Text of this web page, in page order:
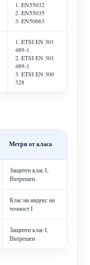
1. EN55032
2. EN55035
3. EN50663
1. ETSI EN 301
489-1
2. ETSI EN 301
489-1
3. ETSI EN 300
328
Метри от класа
Защитен клас Ⅰ,
Вътрешен
Клас на индекс на
точност Ⅰ
Защитен клас Ⅰ,
Вътрешен